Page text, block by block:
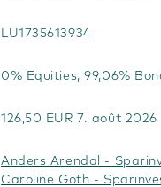
LU1735613934
0% Equities, 99,06%
126,50 EUR 7. août 2026
Anders Arendal -
Caroline Goth -